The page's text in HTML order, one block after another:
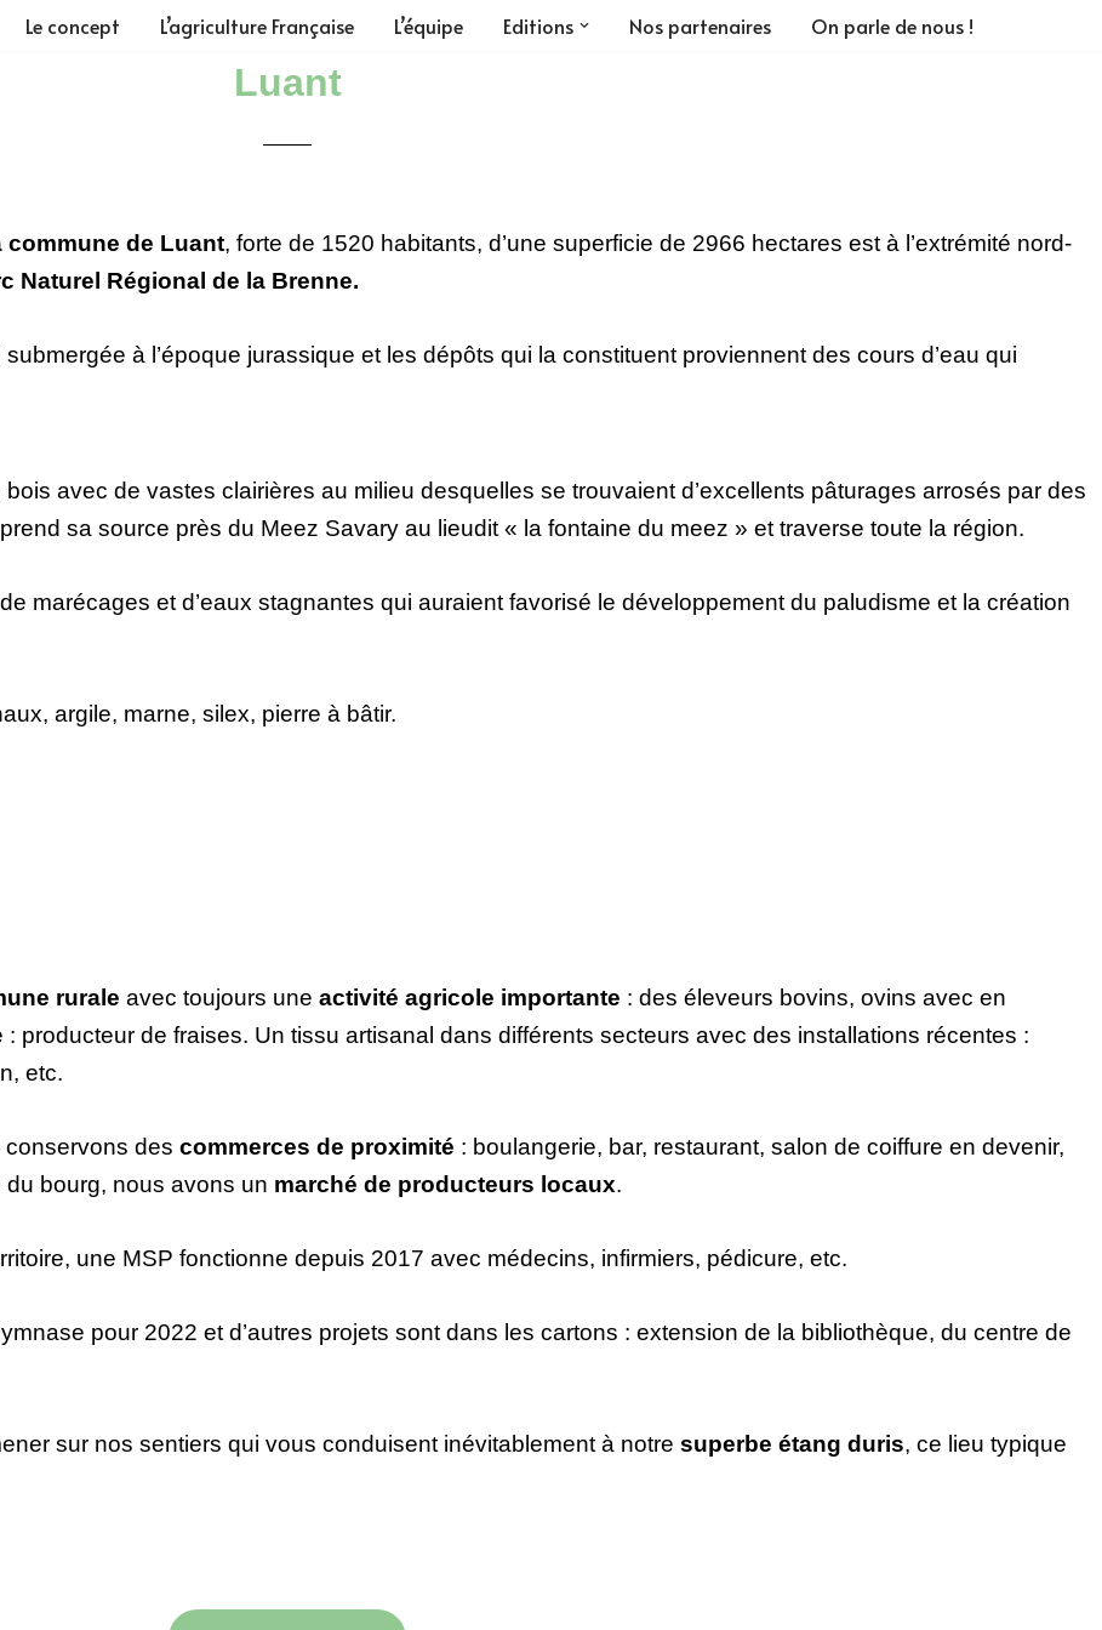
Le concept L’agriculture Française L’équipe Editions Nos partenaires On parle de nous !
Luant
commune de Luant, forte de 1520 habitants, d’une superficie de 2966 hectares est à l’extrémité nord-
Naturel Régional de la Brenne.
à l’époque jurassique et les dépôts qui la constituent proviennent des cours d’eau qui
avec de vastes clairières au milieu desquelles se trouvaient d’excellents pâturages arrosés par des
sa source près du Meez Savary au lieudit « la fontaine du meez » et traverse toute la région.
marécages et d’eaux stagnantes qui auraient favorisé le développement du paludisme et la création
argile, marne, silex, pierre à bâtir.
rurale avec toujours une activité agricole importante : des éleveurs bovins, ovins avec en
producteur de fraises. Un tissu artisanal dans différents secteurs avec des installations récentes :
etc.
des commerces de proximité : boulangerie, bar, restaurant, salon de coiffure en devenir,
bourg, nous avons un marché de producteurs locaux.
une MSP fonctionne depuis 2017 avec médecins, infirmiers, pédicure, etc.
pour 2022 et d’autres projets sont dans les cartons : extension de la bibliothèque, du centre de
sur nos sentiers qui vous conduisent inévitablement à notre superbe étang duris, ce lieu typique